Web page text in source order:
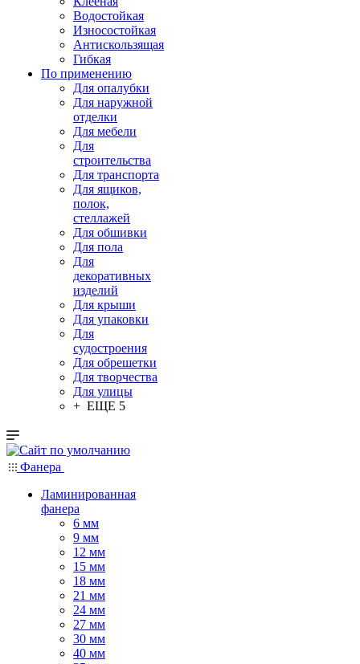
Водостойкая
Износостойкая
Антискользящая
Гибкая
По применению
Для опалубки
Для наружной
отделки
Для мебели
Для
строительства
Для транспорта
Для ящиков,
полок,
стеллажей
Для обшивки
Для пола
Для
декоративных
изделий
Для крыши
Для упаковки
Для
судостроения
Для обрешетки
Для творчества
Для улицы
+ ЕЩЕ 5
Фанера
Ламинированная
фанера
6 мм
9 мм
12 мм
15 мм
18 мм
21 мм
24 мм
27 мм
30 мм
40 мм